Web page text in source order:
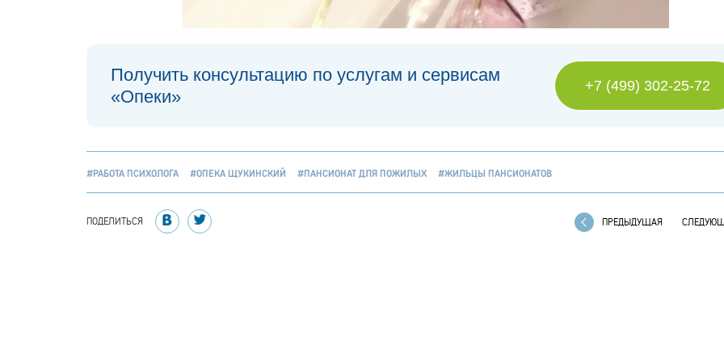
Получить консультацию по услугам и сервисам
«Опеки»
+7 (499) 302-25-72
#РАБОТА ПСИХОЛОГА #ОПЕКА ЩУКИНСКИЙ #ПАНСИОНАТ ДЛЯ ПОЖИЛЫХ #ЖИЛЬЦЫ ПАНСИОНАТОВ
ПОДЕЛИТЬСЯ ПРЕДЫДУЩАЯ